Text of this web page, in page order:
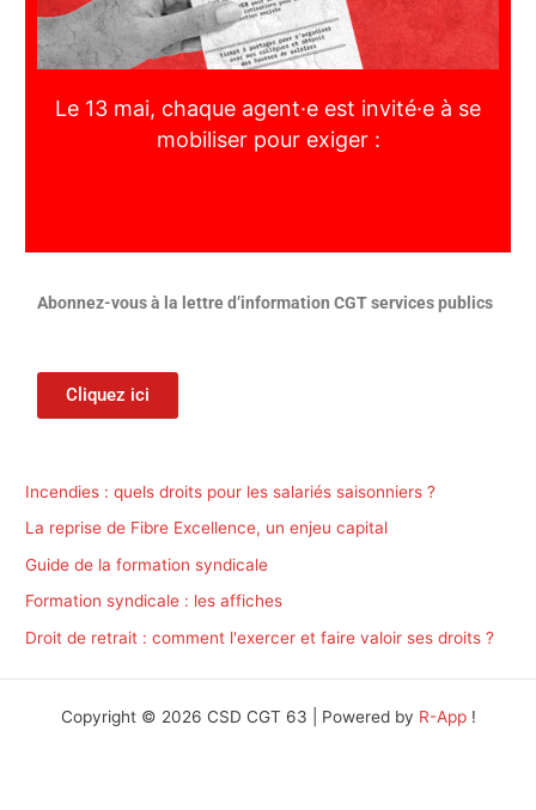
Le 13 mai, chaque agent·e est invité·e à se
mobiliser pour exiger :
Abonnez-vous à la lettre d’information CGT services publics
Cliquez ici
Incendies : quels droits pour les salariés saisonniers ?
La reprise de Fibre Excellence, un enjeu capital
Guide de la formation syndicale
Formation syndicale : les affiches
Droit de retrait : comment l'exercer et faire valoir ses droits ?
Copyright © 2026 CSD CGT 63 | Powered by R-App!